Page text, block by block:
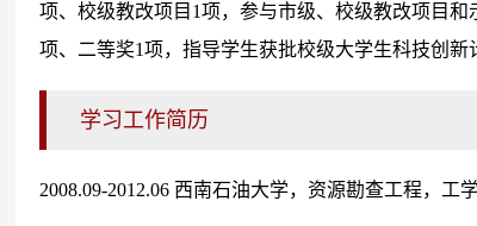
项、校级教改项目1项，参与市级、校级教改项目
项、二等奖1项，指导学生获批校级大学生科技创新
学习工作简历
2008.09-2012.06 西南石油大学，资源勘查工程，工